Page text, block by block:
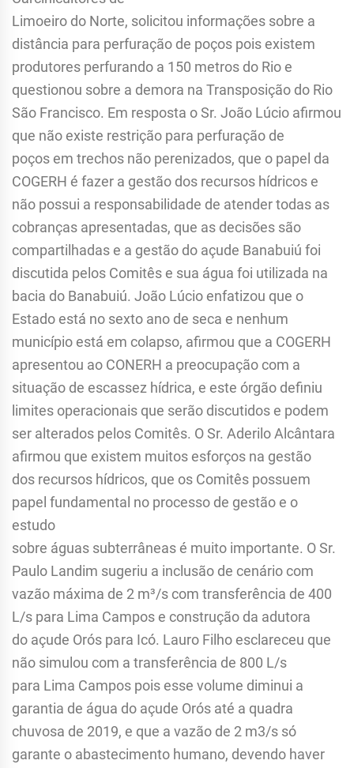
Limoeiro do Norte, solicitou informações sobre a
distância para perfuração de poços pois existem
produtores perfurando a 150 metros do Rio e
questionou sobre a demora na Transposição do Rio
São Francisco. Em resposta o Sr. João Lúcio afirmou
que não existe restrição para perfuração de
poços em trechos não perenizados, que o papel da
COGERH é fazer a gestão dos recursos hídricos e
não possui a responsabilidade de atender todas as
cobranças apresentadas, que as decisões são
compartilhadas e a gestão do açude Banabuiú foi
discutida pelos Comitês e sua água foi utilizada na
bacia do Banabuiú. João Lúcio enfatizou que o
Estado está no sexto ano de seca e nenhum
município está em colapso, afirmou que a COGERH
apresentou ao CONERH a preocupação com a
situação de escassez hídrica, e este órgão definiu
limites operacionais que serão discutidos e podem
ser alterados pelos Comitês. O Sr. Aderilo Alcântara
afirmou que existem muitos esforços na gestão
dos recursos hídricos, que os Comitês possuem
papel fundamental no processo de gestão e o
estudo
sobre águas subterrâneas é muito importante. O Sr.
Paulo Landim sugeriu a inclusão de cenário com
vazão máxima de 2 m³/s com transferência de 400
L/s para Lima Campos e construção da adutora
do açude Orós para Icó. Lauro Filho esclareceu que
não simulou com a transferência de 800 L/s
para Lima Campos pois esse volume diminui a
garantia de água do açude Orós até a quadra
chuvosa de 2019, e que a vazão de 2 m3/s só
garante o abastecimento humano, devendo haver